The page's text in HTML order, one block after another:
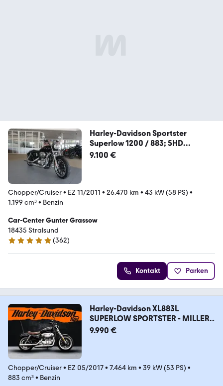
Harley-Davidson Sportster
Superlow 1200 / 883; 5HD
Certificate
9.100 €
Chopper/Cruiser• EZ 11/2011 • 26.470 km • 43 kW (58 PS) •
1.199 cm³• Benzin
Car-Center Gunter Grassow
18435 Stralsund
4.8 Sterne
(362)
Kontakt Parken
Harley-Davidson XL883L
SUPERLOW SPORTSTER - MILLER
ABGASANLAGE
9.990 €
Chopper/Cruiser• EZ 05/2017• 7.464 km • 39 kW (53 PS) •
883 cm³• Benzin